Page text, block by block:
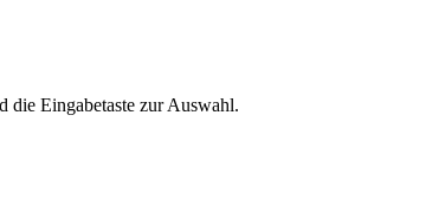
die Eingabetaste zur Auswahl.